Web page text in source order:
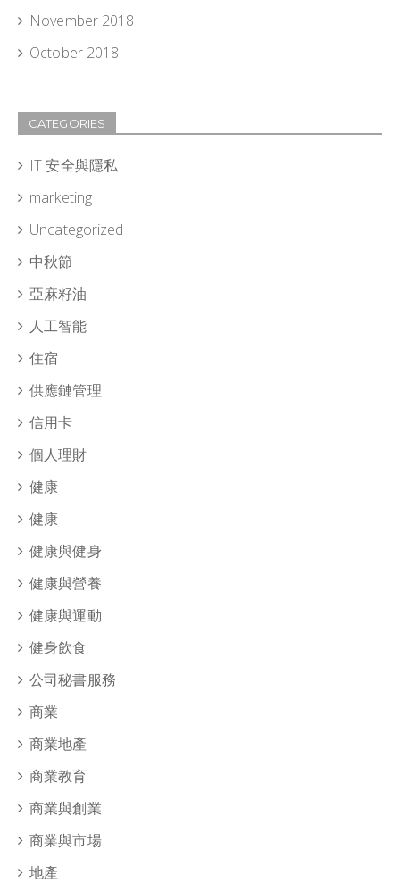
November 2018
October 2018
CATEGORIES
IT 安全與隱私
marketing
Uncategorized
中秋節
亞麻籽油
人工智能
住宿
供應鏈管理
信用卡
個人理財
健康
健康
健康與健身
健康與營養
健康與運動
健身飲食
公司秘書服務
商業
商業地產
商業教育
商業與創業
商業與市場
地產